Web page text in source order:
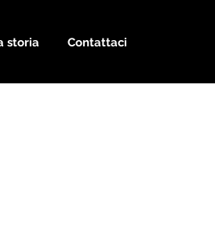
storia Contattaci